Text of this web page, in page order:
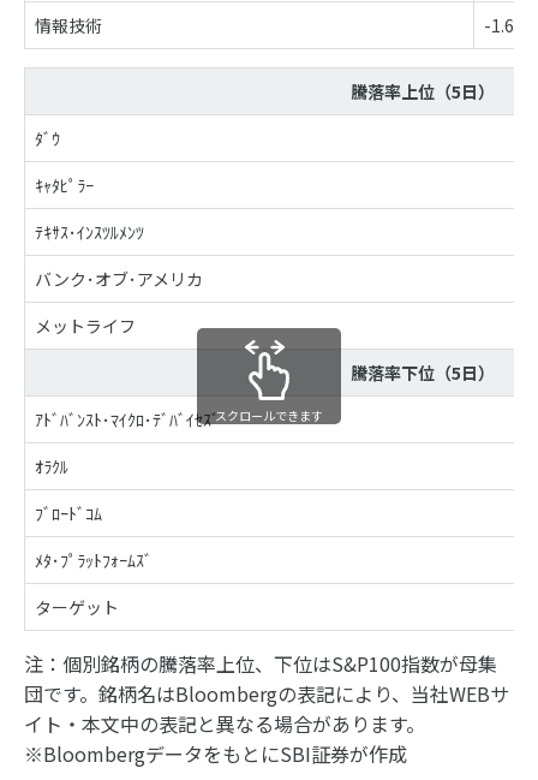
情報技術
-1.6%
騰落率上位（5日）
ﾀﾞｳ
ｷｬﾀﾋﾟﾗｰ
ﾃｷｻｽ･ｲﾝｽﾂﾙﾒﾝﾂ
バンク･オブ･アメリカ
メットライフ
騰落率下位（5日）
ｱﾄﾞﾊﾞﾝｽﾄ･ﾏｲｸﾛ･ﾃﾞﾊﾞｲｾｽﾞ
ｵﾗｸﾙ
ﾌﾞﾛｰﾄﾞｺﾑ
ﾒﾀ･ﾌﾟﾗｯﾄﾌｫｰﾑｽﾞ
ターゲット
スクロールできます
注：個別銘柄の騰落率上位、下位はS&P100指数が母集
団です。銘柄名はBloombergの表記により、当社WEBサ
イト・本文中の表記と異なる場合があります。
※BloombergデータをもとにSBI証券が作成